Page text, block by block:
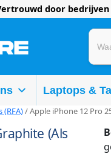
door
Laptops &
(RFA)/ Apple iPhone 12 Pro
(Als